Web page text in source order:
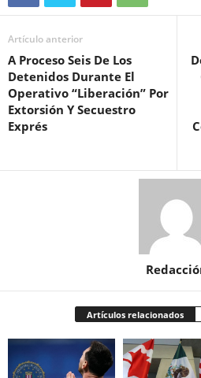
Artículo anterior
A Proceso Seis De Los
Detenidos Durante El
Operativo “Liberación” Por
Extorsión Y Secuestro
Exprés
Artículos relacionados